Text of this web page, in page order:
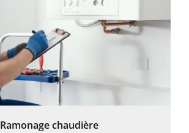
Ramonage chaudière